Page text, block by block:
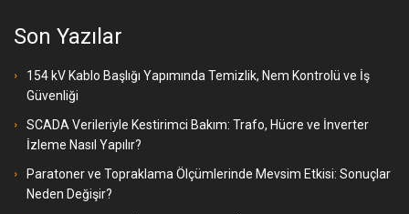
Son Yazılar
154 kV Kablo Başlığı Yapımında Temizlik, Nem Kontrolü ve İş
Güvenliği
SCADA Verileriyle Kestirimci Bakım: Trafo, Hücre ve İnverter
İzleme Nasıl Yapılır?
Paratoner ve Topraklama Ölçümlerinde Mevsim Etkisi: Sonuçlar
Neden Değişir?